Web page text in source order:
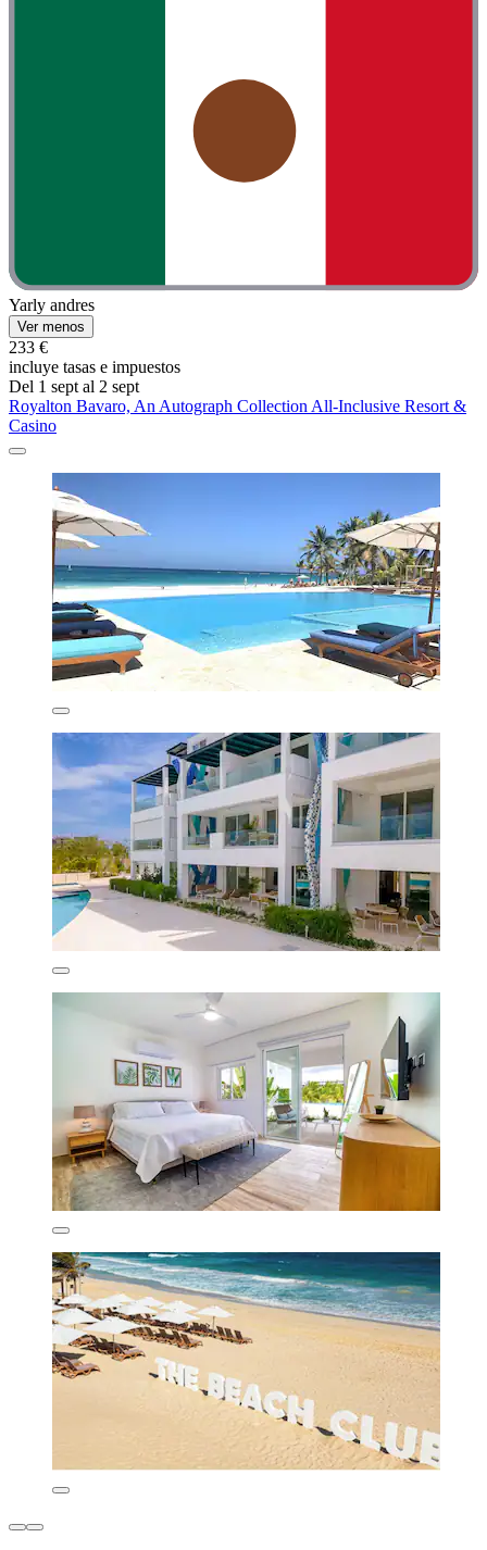
Yarly andres
Ver menos
233 €
incluye tasas e impuestos
Del 1 sept al 2 sept
Royalton Bavaro, An Autograph Collection All-Inclusive Resort &
Casino